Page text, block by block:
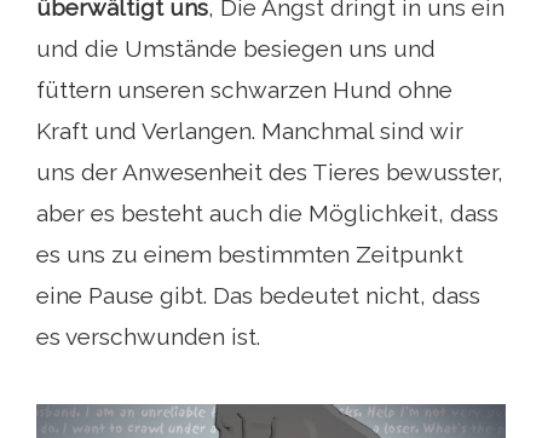
überwältigt uns, Die Angst dringt in uns ein
und die Umstände besiegen uns und
füttern unseren schwarzen Hund ohne
Kraft und Verlangen. Manchmal sind wir
uns der Anwesenheit des Tieres bewusster,
aber es besteht auch die Möglichkeit, dass
es uns zu einem bestimmten Zeitpunkt
eine Pause gibt. Das bedeutet nicht, dass
es verschwunden ist.